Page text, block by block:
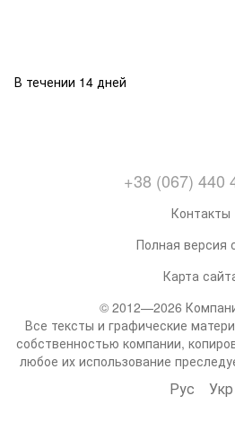
В течении 14 дней
+38 (067) 440
Контакты
Полная версия
Карта
© 2012—2026
Все тексты и графические
собственностью компании,
любое их использование
Рус Укр